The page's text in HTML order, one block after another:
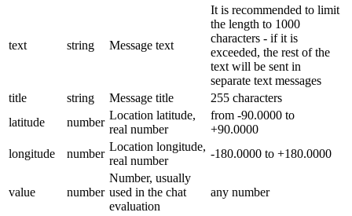
text string Message text
It is recommended to limit
the length to 1000
characters - if it is
exceeded, the rest of the
text will be sent in
separate text messages
title
string Message title
255 characters
latitude
number
Location latitude,
real number
from -90.0000 to
+90.0000
longitude
number
Location longitude,
real number
-180.0000 to +180.0000
value number
Number, usually
used in the chat
evaluation
any number